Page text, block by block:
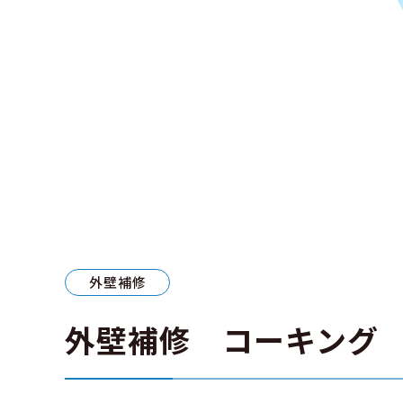
外壁補修
外壁補修 コーキング